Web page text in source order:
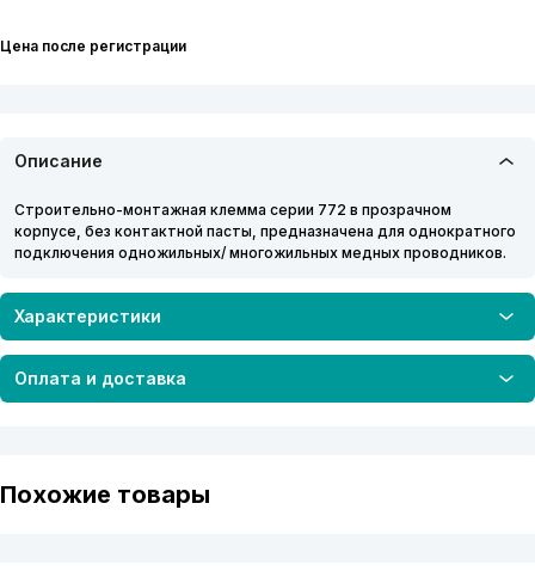
Цена после регистрации
Описание
Строительно-монтажная клемма серии 772 в прозрачном
корпусе, без контактной пасты, предназначена для однократного
подключения одножильных/ многожильных медных проводников.
Характеристики
Оплата и доставка
Похожие товары